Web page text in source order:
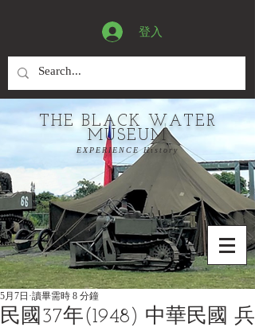
登入
THE BLACK WATER
MUSEUM
EXPERIENCE History
民國37年(1948) 中華民國 兵
5月7日 讀畢需時 8 分鐘